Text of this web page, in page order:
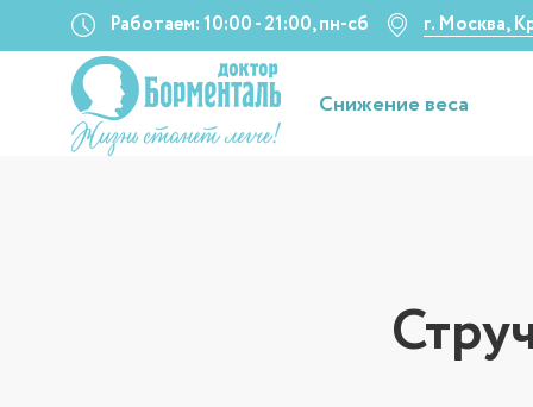
Работаем: 10:00 - 21:00, пн-сб г. Москва,
Снижение веса